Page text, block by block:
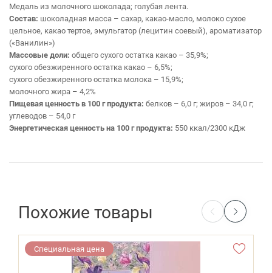
Медаль из молочного шоколада; голубая лента.
Состав: шоколадная масса – сахар, какао-масло, молоко сухое
цельное, какао тертое, эмульгатор (лецитин соевый), ароматизатор
(«Ванилин»)
Массовые доли: общего сухого остатка какао – 35,9%;
сухого обезжиренного остатка какао – 6,5%;
сухого обезжиренного остатка молока – 15,9%;
молочного жира – 4,2%
Пищевая ценность в 100 г продукта: белков – 6,0 г; жиров – 34,0 г;
углеводов – 54,0 г
Энергетическая ценность на 100 г продукта: 550 ккал/2300 кДж
Похожие товары
Специальная цена